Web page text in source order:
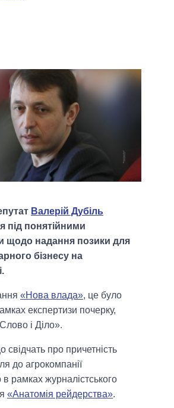
Валерій Дубіль
під понятійними
щодо надання позики для
бізнесу на
«Нова влада», це було
експертизи почерку,
і Діло».
про причетність
до агрокомпанії
рамках журналістського
«Анатомія рейдерства».